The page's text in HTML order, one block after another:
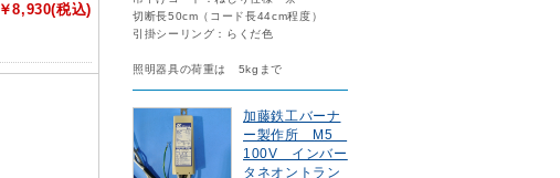
￥8,930(税込)
切断長50cm（コード長44cm程度）
引掛シーリング：らくだ色
照明器具の荷重は 5kgまで
加藤鉄工バーナ
ー製作所 M5
100V インバー
タネオントラン